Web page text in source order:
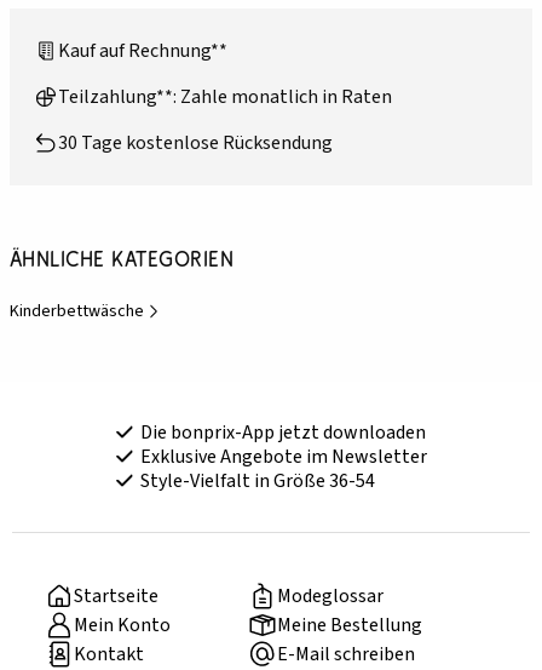
Kauf auf Rechnung**
Teilzahlung**: Zahle monatlich in Raten
30 Tage kostenlose Rücksendung
Ähnliche Kategorien
Kinderbettwäsche
Die bonprix-App jetzt downloaden
Exklusive Angebote im Newsletter
Style-Vielfalt in Größe 36-54
Startseite
Modeglossar
Mein Konto
Meine Bestellung
Kontakt
E-Mail schreiben